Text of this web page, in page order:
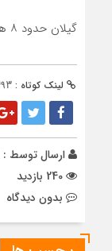
گیلان حدود ۸ هزار و ۱۲۰ باغدار دارد.
لینک کوتاه :
ارسال توسط :
بدون دیدگاه